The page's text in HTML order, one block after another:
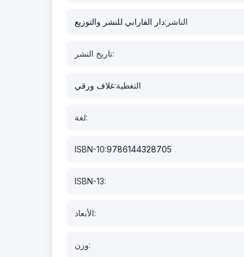
الناشر:دار الفارابي للنشر والتوزيع
تاريخ النشر:
التغطية:غلاف ورقي
لغة:
ISBN-10:9786144328705
ISBN-13:
الأبعاد:
وزن: